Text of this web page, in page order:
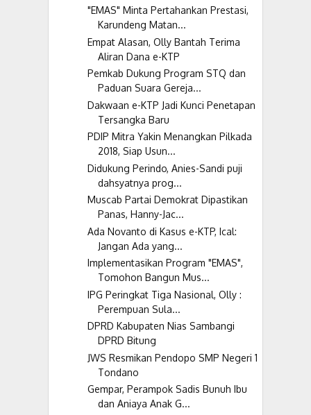
"EMAS" Minta Pertahankan Prestasi,
Karundeng Matan...
Empat Alasan, Olly Bantah Terima
Aliran Dana e-KTP
Pemkab Dukung Program STQ dan
Paduan Suara Gereja...
Dakwaan e-KTP Jadi Kunci Penetapan
Tersangka Baru
PDIP Mitra Yakin Menangkan Pilkada
2018, Siap Usun...
Didukung Perindo, Anies-Sandi puji
dahsyatnya prog...
Muscab Partai Demokrat Dipastikan
Panas, Hanny-Jac...
Ada Novanto di Kasus e-KTP, Ical:
Jangan Ada yang...
Implementasikan Program "EMAS",
Tomohon Bangun Mus...
IPG Peringkat Tiga Nasional, Olly :
Perempuan Sula...
DPRD Kabupaten Nias Sambangi
DPRD Bitung
JWS Resmikan Pendopo SMP Negeri 1
Tondano
Gempar, Perampok Sadis Bunuh Ibu
dan Aniaya Anak G...